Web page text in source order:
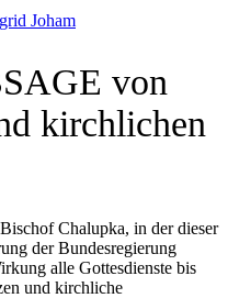
Joham
von
kirchlichen
Chalupka, in der dieser
der Bundesregierung
alle Gottesdienste bis
und kirchliche